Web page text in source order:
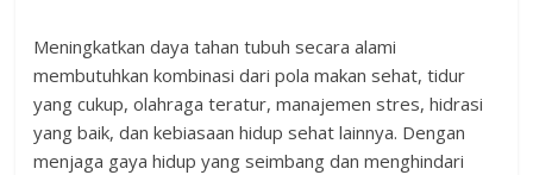
Meningkatkan daya tahan tubuh secara alami
membutuhkan kombinasi dari pola makan sehat, tidur
yang cukup, olahraga teratur, manajemen stres, hidrasi
yang baik, dan kebiasaan hidup sehat lainnya. Dengan
menjaga gaya hidup yang seimbang dan menghindari